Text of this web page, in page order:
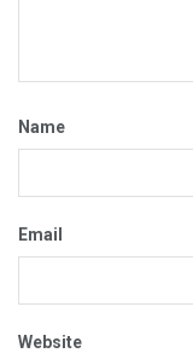
Name
Email
Website